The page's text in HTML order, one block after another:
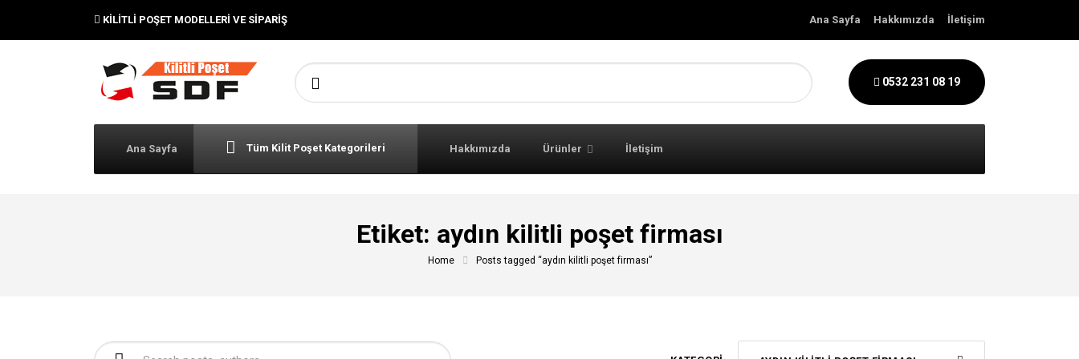
KILITLI POŞET MODELLERI VE SIPARIŞ Ana Sayfa Hakkımızda İletişim
Şunu ara: 0532 231 08 19
Ana Sayfa Tüm Kilit Poşet Kategorileri Hakkımızda Ürünler İletişim
Etiket: aydın kilitli poşet firması
Home Posts tagged “aydın kilitli poşet firması”
Şunu ara: